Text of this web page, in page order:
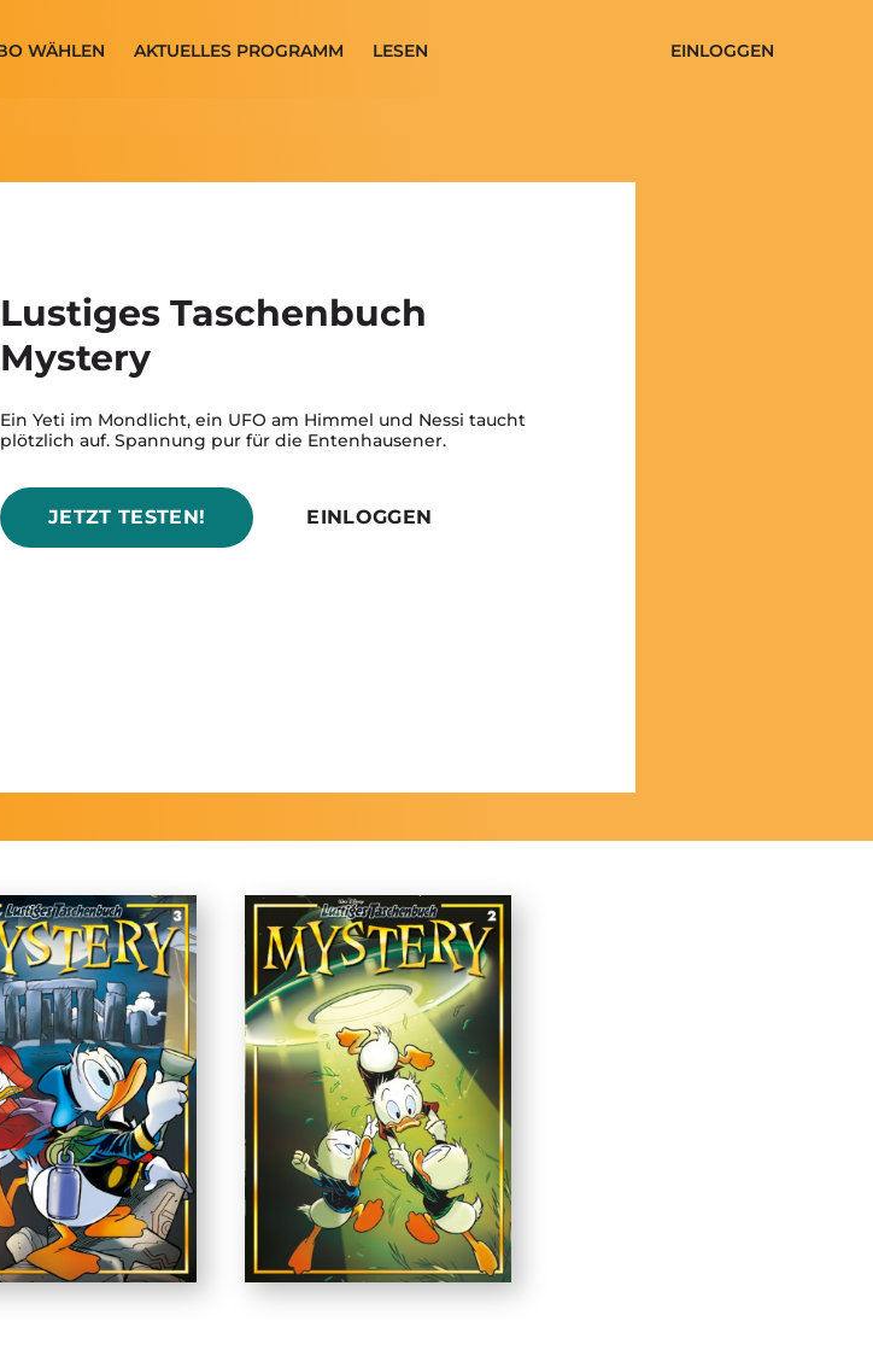
WÄHLEN AKTUELLES PROGRAMM LESEN EINLOGGEN
Lustiges Taschenbuch
Mystery
Ein Yeti im Mondlicht, ein UFO am Himmel und Nessi taucht
plötzlich auf. Spannung pur für die Entenhausener.
JETZT TESTEN! EINLOGGEN